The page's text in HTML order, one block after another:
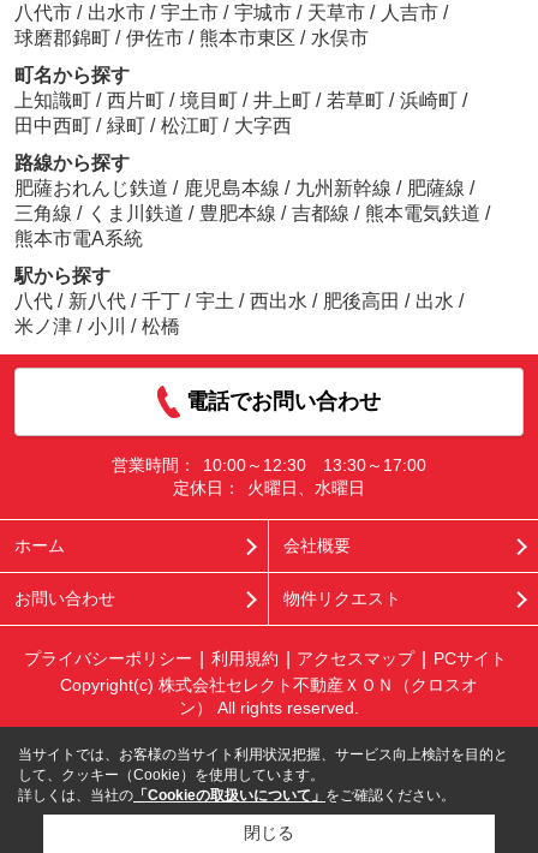
八代市 / 出水市 / 宇土市 / 宇城市 / 天草市 / 人吉市 /
球磨郡錦町 / 伊佐市 / 熊本市東区 / 水俣市
町名から探す
上知識町 / 西片町 / 境目町 / 井上町 / 若草町 / 浜崎町 /
田中西町 / 緑町 / 松江町 / 大字西
路線から探す
肥薩おれんじ鉄道 / 鹿児島本線 / 九州新幹線 / 肥薩線 /
三角線 / くま川鉄道 / 豊肥本線 / 吉都線 / 熊本電気鉄道 /
熊本市電A系統
駅から探す
八代 / 新八代 / 千丁 / 宇土 / 西出水 / 肥後高田 / 出水 /
米ノ津 / 小川 / 松橋
電話でお問い合わせ
営業時間：
10:00～12:30 13:30～17:00
定休日：
火曜日、水曜日
ホーム 会社概要
お問い合わせ 物件リクエスト
プライバシーポリシー 利用規約 アクセスマップ
PCサイト
Copyright(c) 株式会社セレクト不動産ＸＯＮ（クロスオ
ン） All rights reserved.
当サイトでは、お客様の当サイト利用状況把握、サービス向上検討を目的と
して、クッキー（Cookie）を使用しています。
詳しくは、当社の 「Cookieの取扱いについて」 をご確認ください。
閉じる